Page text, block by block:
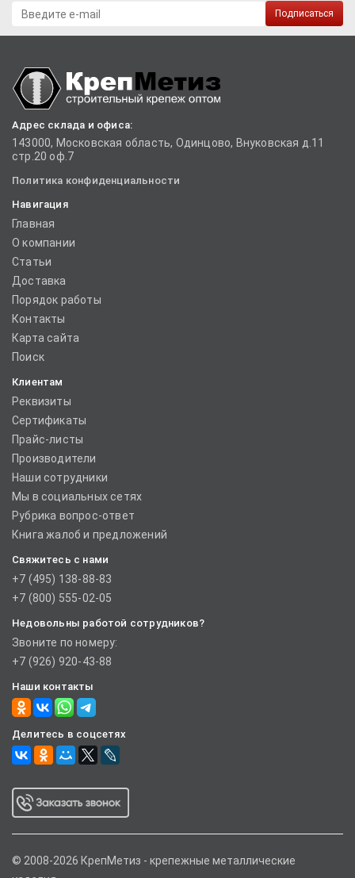
Подписаться
Адрес склада и офиса:
143000, Московская область, Одинцово, Внуковская д.11
стр.20 оф.7
Политика конфиденциальности
Навигация
Главная
О компании
Статьи
Доставка
Порядок работы
Контакты
Карта сайта
Поиск
Клиентам
Реквизиты
Сертификаты
Прайс-листы
Производители
Наши сотрудники
Мы в социальных сетях
Рубрика вопрос-ответ
Книга жалоб и предложений
Свяжитесь с нами
+7 (495) 138-88-83
+7 (800) 555-02-05
Недовольны работой сотрудников?
Звоните по номеру:
+7 (926) 920-43-88
Наши контакты
Делитесь в соцсетях
© 2008-2026 КрепМетиз - крепежные металлические